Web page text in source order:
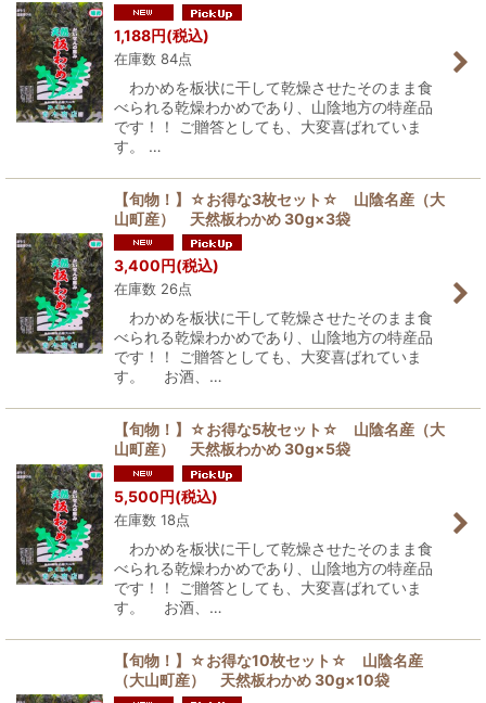
1,188円(税込)
在庫数 84点
わかめを板状に干して乾燥させたそのまま食
べられる乾燥わかめであり、山陰地方の特産品
です！！ ご贈答としても、大変喜ばれていま
す。 …
【旬物！】☆お得な3枚セット☆ 山陰名産（大
山町産） 天然板わかめ 30g×3袋
3,400 円(税込)
在庫数 26点
わかめを板状に干して乾燥させたそのまま食
べられる乾燥わかめであり、山陰地方の特産品
です！！ ご贈答としても、大変喜ばれていま
す。 お酒、…
【旬物！】☆お得な5枚セット☆ 山陰名産（大
山町産） 天然板わかめ 30g×5袋
5,500円(税込)
在庫数 18点
わかめを板状に干して乾燥させたそのまま食
べられる乾燥わかめであり、山陰地方の特産品
です！！ ご贈答としても、大変喜ばれていま
す。 お酒、…
【旬物！】☆お得な10枚セット☆ 山陰名産
（大山町産） 天然板わかめ 30g×10袋